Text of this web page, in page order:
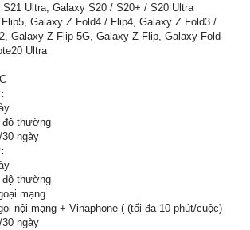
Ultra, Galaxy S20 / S20+ / S20 Ultra
Galaxy Z Fold4 / Flip4, Galaxy Z Fold3 /
Galaxy Z Flip 5G, Galaxy Z Flip, Galaxy Fold
Ultra
độ thường
ngày
độ thường
mạng
nội mạng + Vinaphone ( (tối đa 10 phút/cuộc)
ngày